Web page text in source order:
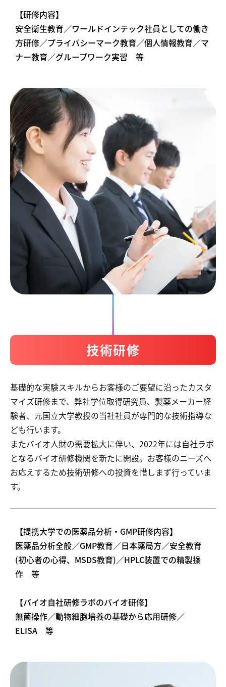
【研修内容】
安全衛生教育／ワールドインテック社員としての働き
方研修／プライバシーマーク教育／個人情報教育／マ
ナー教育／グループワーク実習 等
技術研修
基礎的な実験スキルからお客様のご要望に沿ったカスタ
マイズ研修まで、弊社学位取得研究員、製薬メーカー経
験者、元国立大学教授の当社社員が専門的な技術指導な
ども行います。
またバイオ人財の需要拡大に伴い、2022年には自社ラボ
となるバイオ研修機関を新たに開設。お客様のニーズへ
お応えするため技術研修への投資を惜しまず行っていま
す。
【提携大学での医薬品分析・GMP研修内容】
医薬品分析全般／GMP教育／日本薬局方／安全教育
(初心者の心得、MSDS教育)／HPLC装置での精製操
作 等
【バイオ自社研修ラボのバイオ研修】
無菌操作／動物細胞培養の基礎から応用研修／
ELISA 等